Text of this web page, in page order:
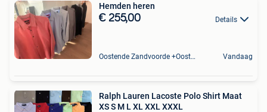
Hemden heren
€ 255,00 Details
Oostende Zandvoorde +Oostende Vandaag
Ralph Lauren Lacoste Polo Shirt Maat
XS S M L XL XXL XXXL